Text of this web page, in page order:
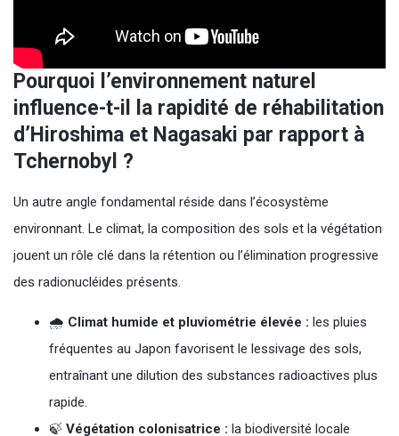
Pourquoi l’environnement naturel
influence-t-il la rapidité de réhabilitation
d’Hiroshima et Nagasaki par rapport à
Tchernobyl ?
Un autre angle fondamental réside dans l’écosystème
environnant. Le climat, la composition des sols et la végétation
jouent un rôle clé dans la rétention ou l’élimination progressive
des radionucléides présents.
🌧️ Climat humide et pluviométrie élevée : les pluies
fréquentes au Japon favorisent le lessivage des sols,
entraînant une dilution des substances radioactives plus
rapide.
🍃 Végétation colonisatrice : la biodiversité locale